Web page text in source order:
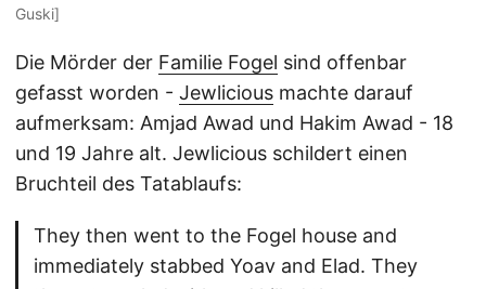
Guski]
Die Mörder der Familie Fogel sind offenbar
gefasst worden - Jewlicious machte darauf
aufmerksam: Amjad Awad und Hakim Awad - 18
und 19 Jahre alt. Jewlicious schildert einen
Bruchteil des Tatablaufs:
They then went to the Fogel house and
immediately stabbed Yoav and Elad. They